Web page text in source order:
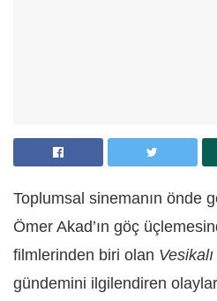
Toplumsal sinemanın önde
Ömer Akad’ın göç
filmlerinden biri olan
gündemini ilgilendiren